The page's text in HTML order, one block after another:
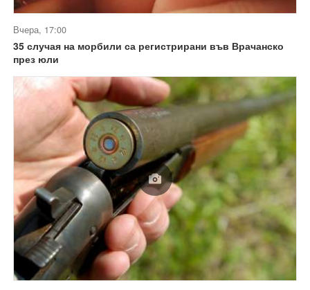
Вчера, 17:00
35 случая на морбили са регистрирани във Врачанско
през юли